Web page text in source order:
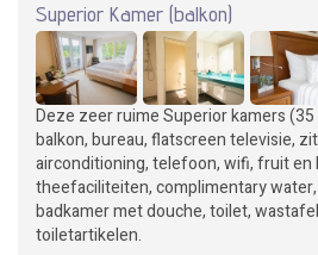
Superior Kamer (balkon)
Deze zeer ruime Superior kamers
balkon, bureau, flatscreen televisie,
airconditioning, telefoon, wifi, fruit en
theefaciliteiten, complimentary
badkamer met douche, toilet,
toiletartikelen.